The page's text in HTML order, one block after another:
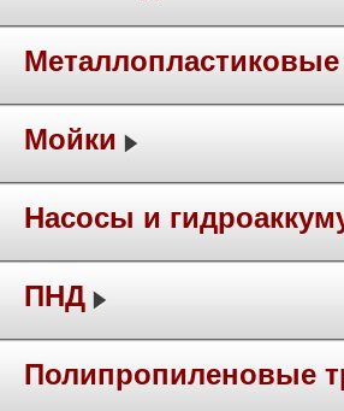
Мойки
Насосы и
ПНД
Полипропиленовые